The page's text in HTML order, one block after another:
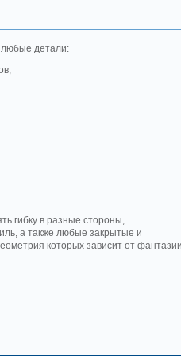
любые детали:
гибку в разные стороны,
а также любые закрытые и
которых зависит от